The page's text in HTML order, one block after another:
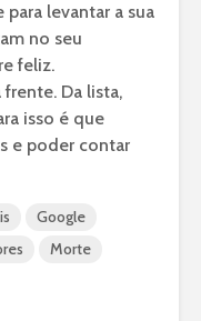
levantar a sua
no seu
feliz.
Da lista,
isso é que
e poder contar
Google
Morte